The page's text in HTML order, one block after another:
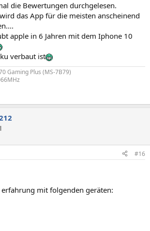
die Bewertungen durchgelesen.
das App für die meisten anscheinend
apple in 6 Jahren mit dem Iphone 10
verbaut ist
Gaming Plus (MS-7B79)
#16
erfahrung mit folgenden geräten: